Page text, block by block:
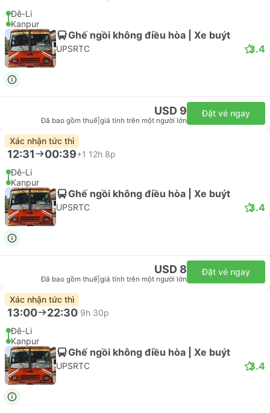
Đê-Li
Kanpur
Ghế ngồi không điều hòa | Xe buýt
UPSRTC 3.4
USD 9
Đã bao gồm thuế giá tính trên một người lớn
Đặt vé ngay
Xác nhận tức thì
12:31 00:39+1 12h 8p
Đê-Li
Kanpur
Ghế ngồi không điều hòa | Xe buýt
UPSRTC 3.4
USD 8
Đã bao gồm thuế giá tính trên một người lớn
Đặt vé ngay
Xác nhận tức thì
13:00 22:30 9h 30p
Đê-Li
Kanpur
Ghế ngồi không điều hòa | Xe buýt
UPSRTC 3.4